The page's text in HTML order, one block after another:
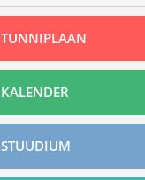
TUNNIPLAAN
KALENDER
STUUDIUM